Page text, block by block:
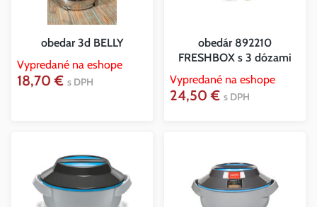
obedar 3d BELLY
Vypredané na eshope
18,70 € s DPH
obedár 892210
FRESHBOX s 3 dózami
Vypredané na eshope
24,50 € s DPH